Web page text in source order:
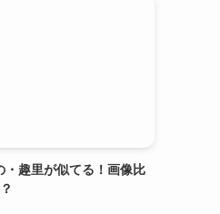
・趣里が似てる！画像比